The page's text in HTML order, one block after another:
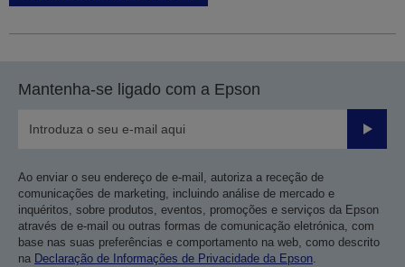
Mantenha-se ligado com a Epson
Enviar
Ao enviar o seu endereço de e-mail, autoriza a receção de
comunicações de marketing, incluindo análise de mercado e
inquéritos, sobre produtos, eventos, promoções e serviços da Epson
através de e-mail ou outras formas de comunicação eletrónica, com
base nas suas preferências e comportamento na web, como descrito
na Declaração de Informações de Privacidade da Epson.